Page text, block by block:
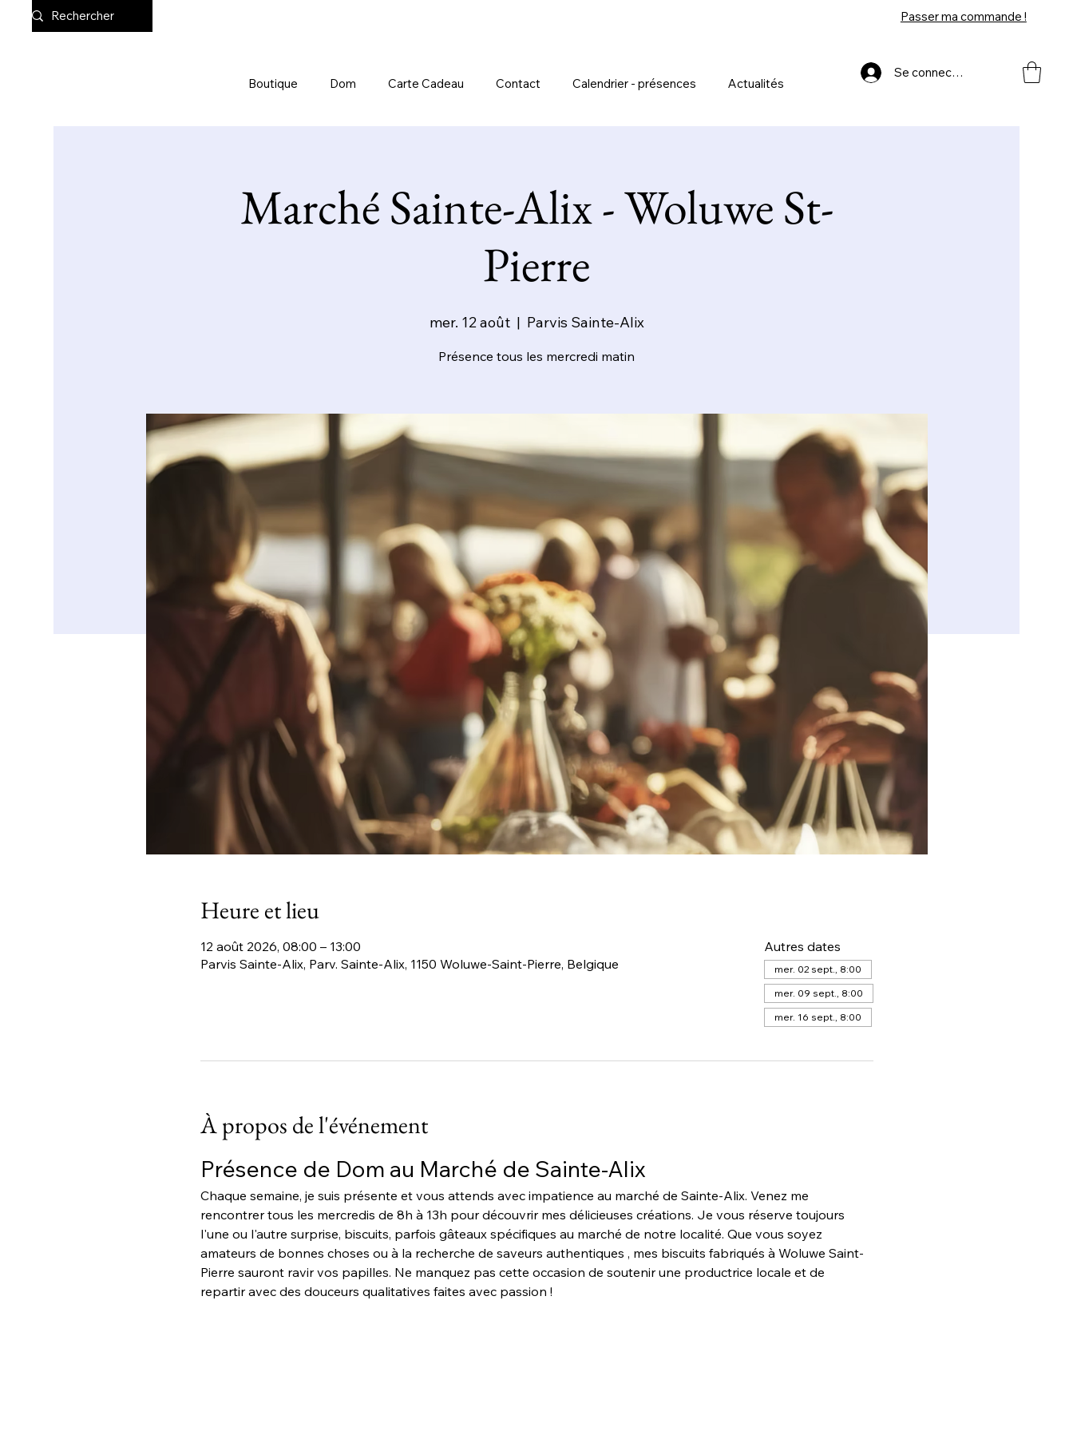
Boutique Dom Carte Cadeau Contact Calendrier - présences Actualités
Se connecter
Passer ma commande !
Marché Sainte-Alix - Woluwe St-
Pierre
mer. 12 août
  |
Parvis Sainte-Alix
Présence tous les mercredi matin
Heure et lieu
12 août 2026, 08:00 – 13:00
Parvis Sainte-Alix, Parv. Sainte-Alix, 1150 Woluwe-Saint-Pierre, Belgique
Autres dates
mer. 02 sept., 8:00
mer. 09 sept., 8:00
mer. 16 sept., 8:00
À propos de l'événement
Présence de Dom au Marché de Sainte-Alix
Chaque semaine, je suis présente et vous attends avec impatience au marché de Sainte-Alix. Venez me
rencontrer tous les mercredis de 8h à 13h pour découvrir mes délicieuses créations. Je vous réserve toujours
l'une ou l'autre surprise, biscuits, parfois gâteaux spécifiques au marché de notre localité. Que vous soyez
amateurs de bonnes choses ou à la recherche de saveurs authentiques , mes biscuits fabriqués à Woluwe Saint-
Pierre sauront ravir vos papilles. Ne manquez pas cette occasion de soutenir une productrice locale et de
repartir avec des douceurs qualitatives faites avec passion !